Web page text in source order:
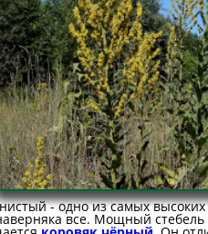
- одно из самых
все. Мощный